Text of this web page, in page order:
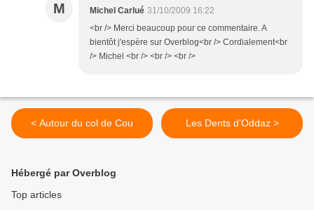
M Michel Carlué 31/10/2009 16:22
<br /> Merci beaucoup pour ce commentaire. A
bientôt j'espère sur Overblog<br /> Cordialement<br
/> Michel <br /> <br /> <br />
< Autour du col de Cou Les Dents d'Oddaz >
Hébergé par Overblog
Top articles